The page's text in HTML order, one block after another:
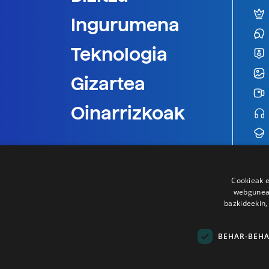
Ingurumena
Teknologia
Gizartea
Oinarrizkoak
Cookieak
BEHAR-